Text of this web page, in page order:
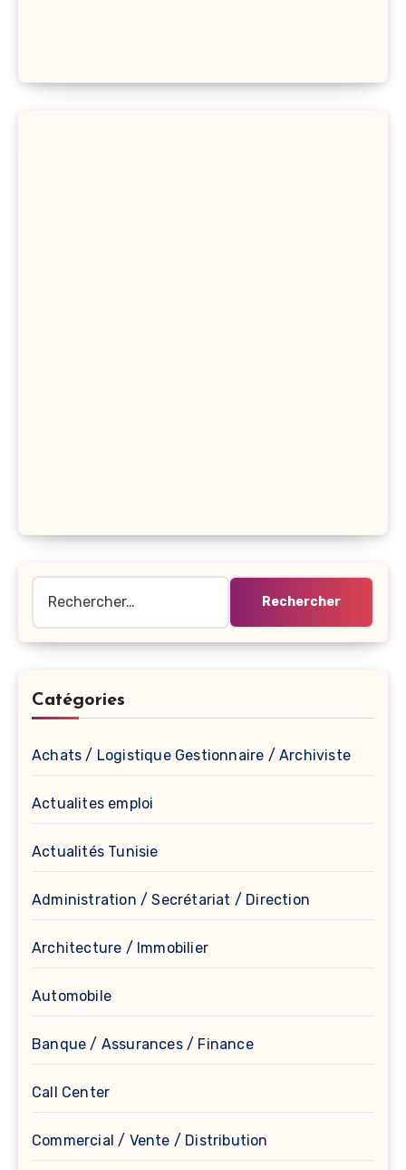
Catégories
Achats / Logistique Gestionnaire / Archiviste
Actualites emploi
Actualités Tunisie
Administration / Secrétariat / Direction
Architecture / Immobilier
Automobile
Banque / Assurances / Finance
Call Center
Commercial / Vente / Distribution